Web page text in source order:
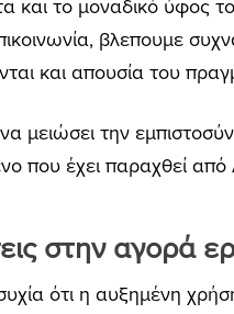
και το μοναδικό ύφος
βλεπουμε
και απουσία του
μειώσει την
που έχει παραχθεί
στην αγορά
ότι η αυξημένη